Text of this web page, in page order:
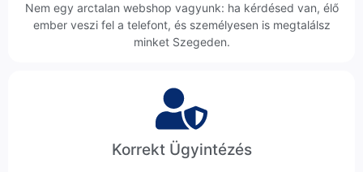
Nem egy arctalan webshop vagyunk: ha kérdésed van, élő
ember veszi fel a telefont, és személyesen is megtalálsz
minket Szegeden.
Korrekt Ügyintézés